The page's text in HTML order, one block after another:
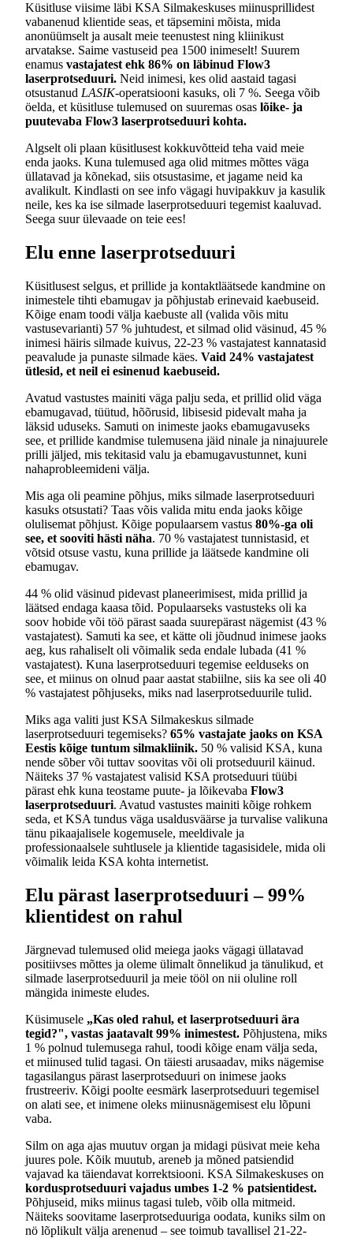
Küsitluse viisime läbi KSA Silmakeskuses miinusprillidest
vabanenud klientide seas, et täpsemini mõista, mida
anonüümselt ja ausalt meie teenustest ning kliinikust
arvatakse. Saime vastuseid pea 1500 inimeselt! Suurem
enamus vastajatest ehk 86% on läbinud Flow3
laserprotseduuri. Neid inimesi, kes olid aastaid tagasi
otsustanud LASIK-operatsiooni kasuks, oli 7 %. Seega võib
öelda, et küsitluse tulemused on suuremas osas lõike- ja
puutevaba Flow3 laserprotseduuri kohta.
Algselt oli plaan küsitlusest kokkuvõtteid teha vaid meie
enda jaoks. Kuna tulemused aga olid mitmes mõttes väga
üllatavad ja kõnekad, siis otsustasime, et jagame neid ka
avalikult. Kindlasti on see info vägagi huvipakkuv ja kasulik
neile, kes ka ise silmade laserprotseduuri tegemist kaaluvad.
Seega suur ülevaade on teie ees!
Elu enne laserprotseduuri
Küsitlusest selgus, et prillide ja kontaktläätsede kandmine on
inimestele tihti ebamugav ja põhjustab erinevaid kaebuseid.
Kõige enam toodi välja kaebuste all (valida võis mitu
vastusevarianti) 57 % juhtudest, et silmad olid väsinud, 45 %
inimesi häiris silmade kuivus, 22-23 % vastajatest kannatasid
peavalude ja punaste silmade käes. Vaid 24% vastajatest
ütlesid, et neil ei esinenud kaebuseid.
Avatud vastustes mainiti väga palju seda, et prillid olid väga
ebamugavad, tüütud, hõõrusid, libisesid pidevalt maha ja
läksid uduseks. Samuti on inimeste jaoks ebamugavuseks
see, et prillide kandmise tulemusena jäid ninale ja ninajuurele
prilli jäljed, mis tekitasid valu ja ebamugavustunnet, kuni
nahaprobleemideni välja.
Mis aga oli peamine põhjus, miks silmade laserprotseduuri
kasuks otsustati? Taas võis valida mitu enda jaoks kõige
olulisemat põhjust. Kõige populaarsem vastus 80%-ga oli
see, et sooviti hästi näha. 70 % vastajatest tunnistasid, et
võtsid otsuse vastu, kuna prillide ja läätsede kandmine oli
ebamugav.
44 % olid väsinud pidevast planeerimisest, mida prillid ja
läätsed endaga kaasa tõid. Populaarseks vastusteks oli ka
soov hobide või töö pärast saada suurepärast nägemist (43 %
vastajatest). Samuti ka see, et kätte oli jõudnud inimese jaoks
aeg, kus rahaliselt oli võimalik seda endale lubada (41 %
vastajatest). Kuna laserprotseduuri tegemise eelduseks on
see, et miinus on olnud paar aastat stabiilne, siis ka see oli 40
% vastajatest põhjuseks, miks nad laserprotseduurile tulid.
Miks aga valiti just KSA Silmakeskus silmade
laserprotseduuri tegemiseks? 65% vastajate jaoks on KSA
Eestis kõige tuntum silmakliinik. 50 % valisid KSA, kuna
nende sõber või tuttav soovitas või oli protseduuril käinud.
Näiteks 37 % vastajatest valisid KSA protseduuri tüübi
pärast ehk kuna teostame puute- ja lõikevaba Flow3
laserprotseduuri. Avatud vastustes mainiti kõige rohkem
seda, et KSA tundus väga usaldusväärse ja turvalise valikuna
tänu pikaajalisele kogemusele, meeldivale ja
professionaalsele suhtlusele ja klientide tagasisidele, mida oli
võimalik leida KSA kohta internetist.
Elu pärast laserprotseduuri – 99%
klientidest on rahul
Järgnevad tulemused olid meiega jaoks vägagi üllatavad
positiivses mõttes ja oleme ülimalt õnnelikud ja tänulikud, et
silmade laserprotseduuril ja meie tööl on nii oluline roll
mängida inimeste eludes.
Küsimusele „Kas oled rahul, et laserprotseduuri ära
tegid?", vastas jaatavalt 99% inimestest. Põhjustena, miks
1 % polnud tulemusega rahul, toodi kõige enam välja seda,
et miinused tulid tagasi. On täiesti arusaadav, miks nägemise
tagasilangus pärast laserprotseduuri on inimese jaoks
frustreeriv. Kõigi poolte eesmärk laserprotseduuri tegemisel
on alati see, et inimene oleks miinusnägemisest elu lõpuni
vaba.
Silm on aga ajas muutuv organ ja midagi püsivat meie keha
juures pole. Kõik muutub, areneb ja mõned patsiendid
vajavad ka täiendavat korrektsiooni. KSA Silmakeskuses on
kordusprotseduuri vajadus umbes 1-2 % patsientidest.
Põhjuseid, miks miinus tagasi tuleb, võib olla mitmeid.
Näiteks soovitame laserprotseduuriga oodata, kuniks silm on
nö lõplikult välja arenenud – see toimub tavallisel 21-22-